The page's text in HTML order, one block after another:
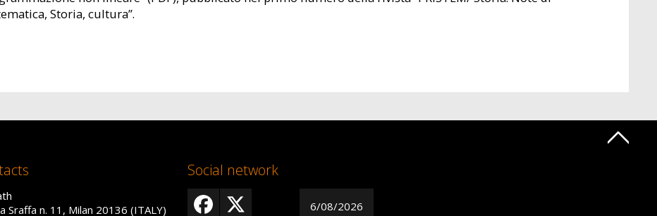
Storia, cultura”.
Sraffa n. 11, Milan 20136 (ITALY)
Social network
6/08/2026